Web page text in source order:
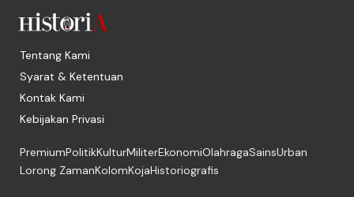
Tentang Kami
Syarat & Ketentuan
Kontak Kami
Kebijakan Privasi
PremiumPolitikKulturMiliterEkonomiOlahragaSainsUrban
Lorong ZamanKolomKojaHistoriografis